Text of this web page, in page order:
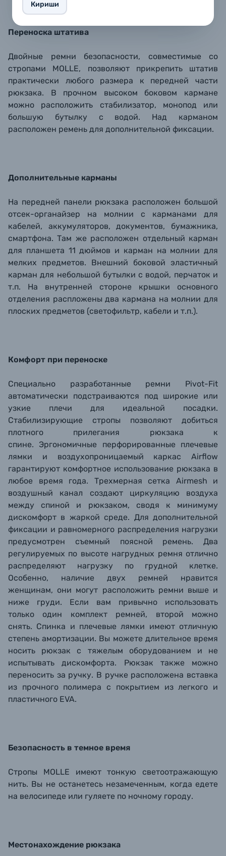
Кириши
Переноска штатива
Двойные ремни безопасности, совместимые со
стропами MOLLE, позволяют прикрепить штатив
практически любого размера к передней части
рюкзака. В прочном высоком боковом кармане
можно расположить стабилизатор, монопод или
большую бутылку с водой. Над карманом
расположен ремень для дополнительной фиксации.
Дополнительные карманы
На передней панели рюкзака расположен большой
отсек-органайзер на молнии с карманами для
кабелей, аккумуляторов, документов, бумажника,
смартфона. Там же расположен отдельный карман
для планшета 11 дюймов и карман на молнии для
мелких предметов. Внешний боковой эластичный
карман для небольшой бутылки с водой, перчаток и
т.п. На внутренней стороне крышки основного
отделения распложены два кармана на молнии для
плоских предметов (светофильтр, кабели и т.п.).
Комфорт при переноске
Специально разработанные ремни Pivot-Fit
автоматически подстраиваются под широкие или
узкие плечи для идеальной посадки.
Стабилизирующие стропы позволяют добиться
плотного прилегания рюкзака к
спине. Эргономичные перфорированные плечевые
лямки и воздухопроницаемый каркас Airflow
гарантируют комфортное использование рюкзака в
любое время года. Трехмерная сетка Airmesh и
воздушный канал создают циркуляцию воздуха
между спиной и рюкзаком, сводя к минимуму
дискомфорт в жаркой среде. Для дополнительной
фиксации и равномерного распределения нагрузки
предусмотрен съемный поясной ремень. Два
регулируемых по высоте нагрудных ремня отлично
распределяют нагрузку по грудной клетке.
Особенно, наличие двух ремней нравится
женщинам, они могут расположить ремни выше и
ниже груди. Если вам привычно использовать
только один комплект ремней, второй можно
снять. Спинка и плечевые лямки имеют отличную
степень амортизации. Вы можете длительное время
носить рюкзак с тяжелым оборудованием и не
испытывать дискомфорта. Рюкзак также можно
переносить за ручку. В ручке расположена вставка
из прочного полимера с покрытием из легкого и
пластичного EVA.
Безопасность в темное время
Стропы MOLLE имеют тонкую светоотражающую
нить. Вы не останетесь незамеченным, когда едете
на велосипеде или гуляете по ночному городу.
Местонахождение рюкзака